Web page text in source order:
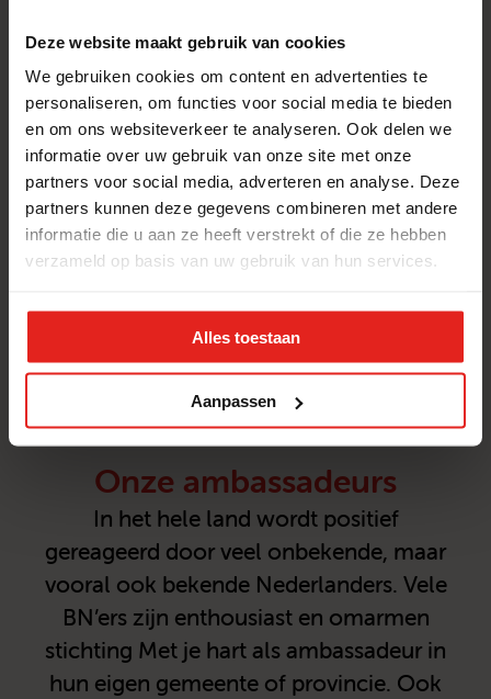
Deze website maakt gebruik van cookies
We gebruiken cookies om content en advertenties te
personaliseren, om functies voor social media te bieden
en om ons websiteverkeer te analyseren. Ook delen we
informatie over uw gebruik van onze site met onze
partners voor social media, adverteren en analyse. Deze
partners kunnen deze gegevens combineren met andere
informatie die u aan ze heeft verstrekt of die ze hebben
verzameld op basis van uw gebruik van hun services.
Alles toestaan
Aanpassen
Coördinator
Stuur een e-mail
Arlene Bosman
Stuur een e-mail
Onze ambassadeurs
In het hele land wordt positief
gereageerd door veel onbekende, maar
vooral ook bekende Nederlanders. Vele
BN’ers zijn enthousiast en omarmen
stichting Met je hart als ambassadeur in
hun eigen gemeente of provincie. Ook